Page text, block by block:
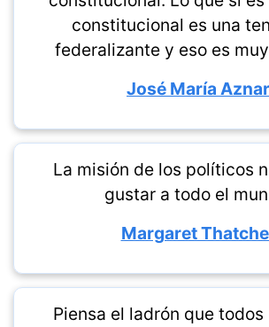
constitucional es una
federalizante y eso es
José María Aznar
La misión de los políticos
gustar a todo el
Margaret
Piensa el ladrón que todos